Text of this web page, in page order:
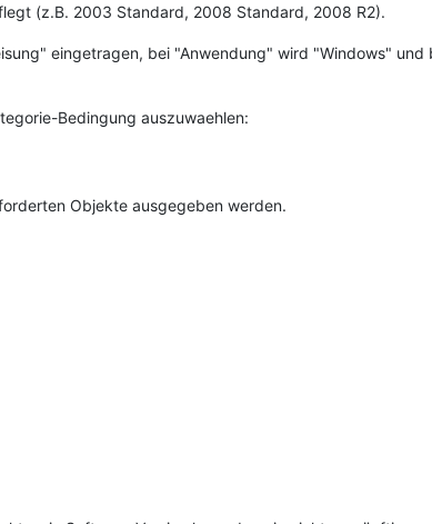
(z.B. 2003 Standard, 2008 Standard, 2008 R2).
eingetragen, bei "Anwendung" wird "Windows" und
Bedingung auszuwaehlen:
Objekte ausgegeben werden.